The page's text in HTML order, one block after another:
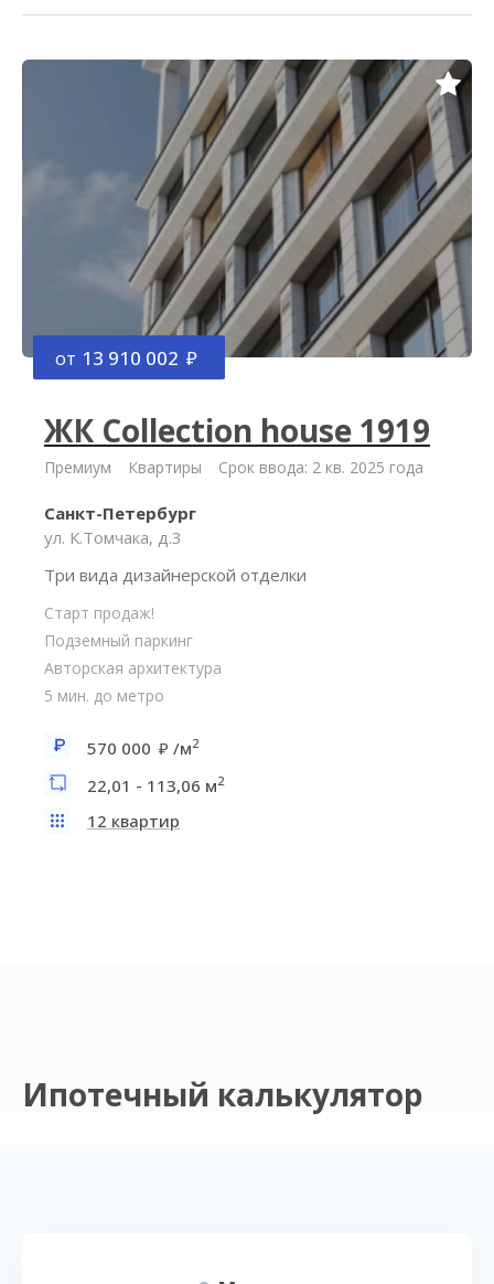
от 13 910 002
ЖК Collection house 1919
Премиум Квартиры Срок ввода: 2 кв. 2025 года
Санкт-Петербург
ул. К.Томчака, д.3
Три вида дизайнерской отделки
Старт продаж!
Подземный паркинг
Авторская архитектура
5 мин. до метро
570 000 /м2
22,01 - 113,06 м2
12 квартир
Ипотечный калькулятор